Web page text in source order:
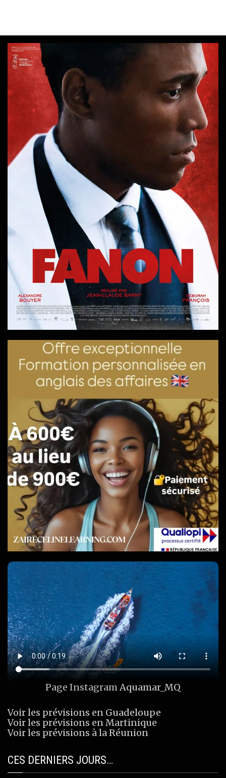
Page InstagramAquamar_MQ
Voir les prévisions en Guadeloupe
Voir les prévisions en Martinique
Voir les prévisions à la Réunion
CES DERNIERS JOURS…